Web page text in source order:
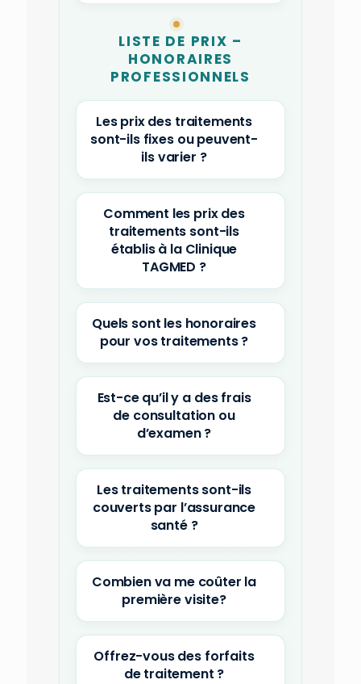
LISTE DE PRIX –
HONORAIRES
PROFESSIONNELS
Les prix des traitements
sont-ils fixes ou peuvent-
ils varier ?
Comment les prix des
traitements sont-ils
établis à la Clinique
TAGMED ?
Quels sont les honoraires
pour vos traitements ?
Est-ce qu’il y a des frais
de consultation ou
d’examen ?
Les traitements sont-ils
couverts par l’assurance
santé ?
Combien va me coûter la
première visite?
Offrez-vous des forfaits
de traitement ?